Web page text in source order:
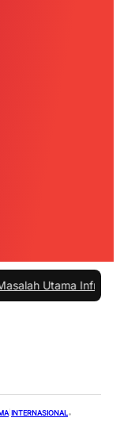
Utama Infrastruktur
INTERNASIONAL•